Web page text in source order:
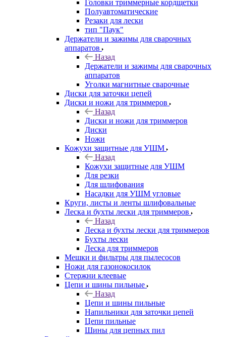
Головки триммерные кордщетки
Полуавтоматические
Резаки для лески
тип "Паук"
Держатели и зажимы для сварочных
аппаратов
Назад
Держатели и зажимы для сварочных
аппаратов
Уголки магнитные сварочные
Диски для заточки цепей
Диски и ножи для триммеров
Назад
Диски и ножи для триммеров
Диски
Ножи
Кожухи защитные для УШМ
Назад
Кожухи защитные для УШМ
Для резки
Для шлифования
Насадки для УШМ угловые
Круги, листы и ленты шлифовальные
Леска и бухты лески для триммеров
Назад
Леска и бухты лески для триммеров
Бухты лески
Леска для триммеров
Мешки и фильтры для пылесосов
Ножи для газонокосилок
Стержни клеевые
Цепи и шины пильные
Назад
Цепи и шины пильные
Напильники для заточки цепей
Цепи пильные
Шины для цепных пил